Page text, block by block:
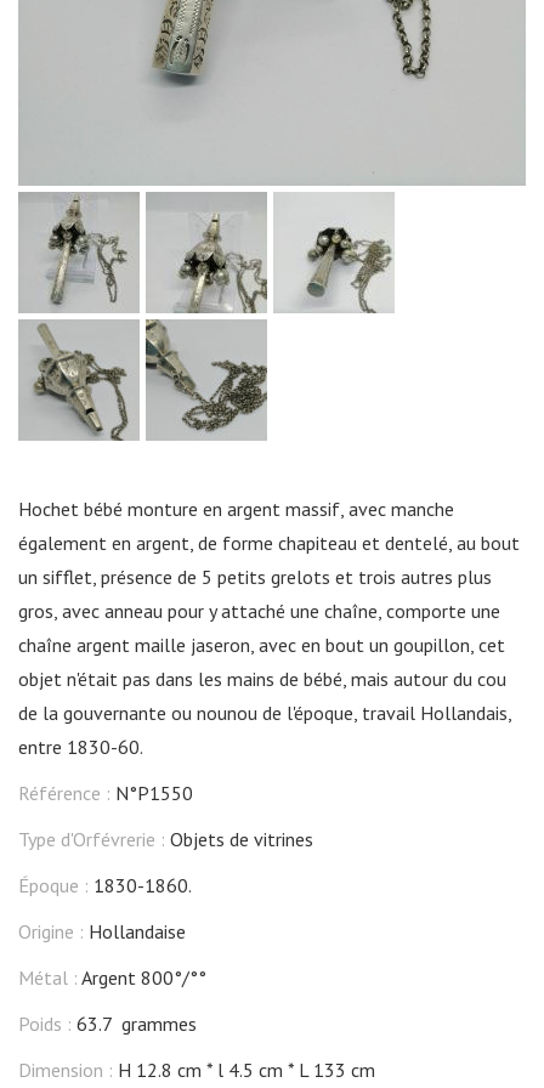
Hochet bébé monture en argent massif, avec manche
également en argent, de forme chapiteau et dentelé, au bout
un sifflet, présence de 5 petits grelots et trois autres plus
gros, avec anneau pour y attaché une chaîne, comporte une
chaîne argent maille jaseron, avec en bout un goupillon, cet
objet n'était pas dans les mains de bébé, mais autour du cou
de la gouvernante ou nounou de l'époque, travail Hollandais,
entre 1830-60.
Référence : N°P1550
Type d'Orfévrerie : Objets de vitrines
Époque : 1830-1860.
Origine : Hollandaise
Métal : Argent 800°/°°
Poids : 63.7 grammes
Dimension : H 12.8 cm l 4.5 cm L 133 cm